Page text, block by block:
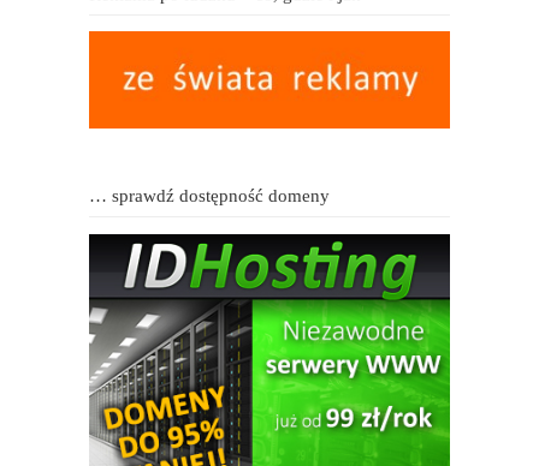
… sprawdź dostępność domeny